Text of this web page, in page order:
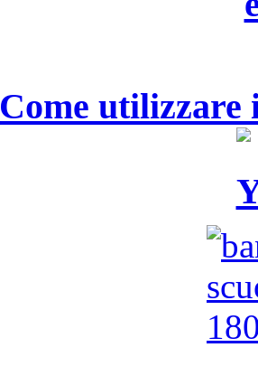
Come utilizzare